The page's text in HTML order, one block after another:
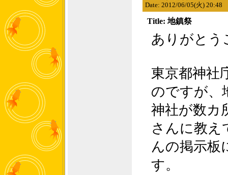
Date: 2012/06/05(火) 20:48
Title: 地鎮祭
ありがとう
東京都神社
のですが、
神社が数カ
さんに教え
んの掲示板
す。